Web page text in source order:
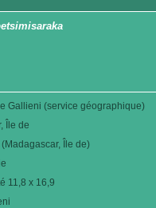
Gallieni (service géographique)
Île de
Île de)
11,8 x 16,9